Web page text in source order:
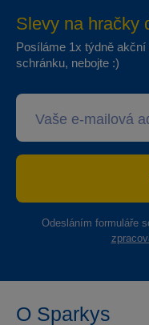
Slevy na hračky
Posíláme 1x týdně
schránku, nebojte :)
Odesláním formuláře
O Sparkys